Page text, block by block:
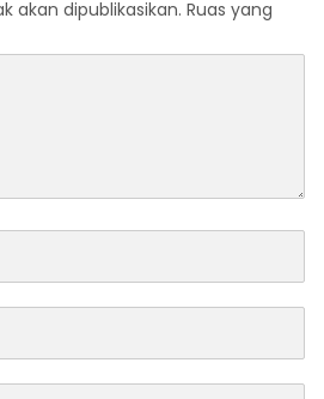
akan dipublikasikan. Ruas yang